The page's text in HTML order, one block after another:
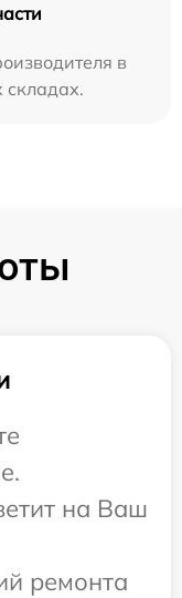
в
складах.
на Ваш
ремонта